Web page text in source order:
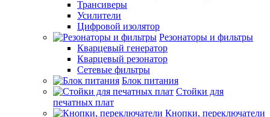
Трансиверы
Усилители
Цифровой изолятор
Резонаторы и фильтры
Кварцевый генератор
Кварцевый резонатор
Сетевые фильтры
Блок питания
Стойки для
печатных плат
Кнопки, переключатели